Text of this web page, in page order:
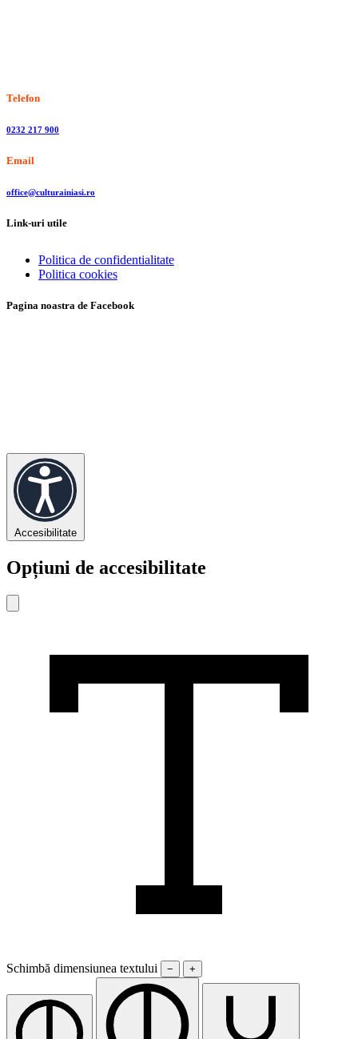
Telefon
0232 217 900
Email
office@culturainiasi.ro
Link-uri utile
Politica de confidentialitate
Politica cookies
Pagina noastra de Facebook
Accesibilitate
Opțiuni de accesibilitate
Schimbă dimensiunea textului − +